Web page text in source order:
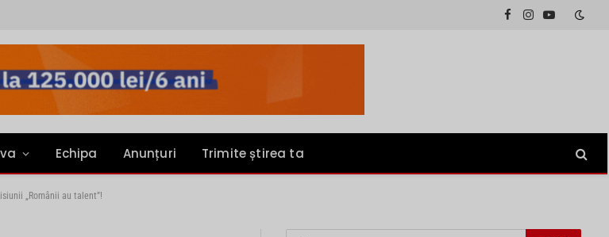
Facebook
InstagramYouTube
Echipa Anunțuri Trimite știrea ta
„Românii au talent”!